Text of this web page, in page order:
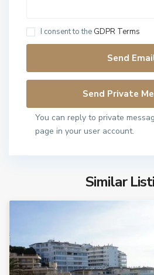
I consent to the GDPR Terms
You can reply to private
page in your user account.
Similar